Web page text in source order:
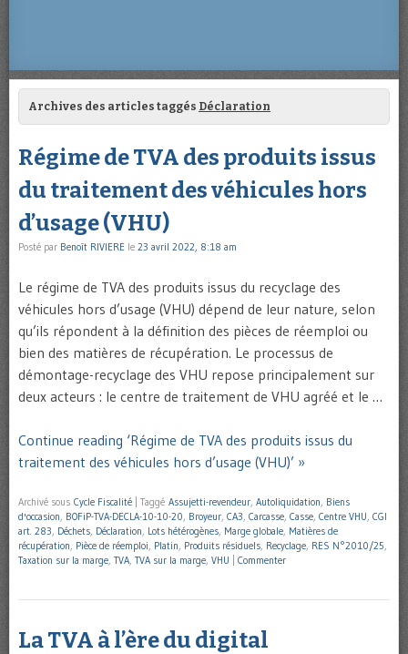
Archives des articles taggés Déclaration
Régime de TVA des produits issus
du traitement des véhicules hors
d’usage (VHU)
Posté par Benoît RIVIERE le 23 avril 2022, 8:18 am
Le régime de TVA des produits issus du recyclage des
véhicules hors d’usage (VHU) dépend de leur nature, selon
qu’ils répondent à la définition des pièces de réemploi ou
bien des matières de récupération. Le processus de
démontage-recyclage des VHU repose principalement sur
deux acteurs : le centre de traitement de VHU agréé et le …
Continue reading ‘Régime de TVA des produits issus du
traitement des véhicules hors d’usage (VHU)’ »
Archivé sous Cycle Fiscalité Taggé Assujetti-revendeur, Autoliquidation, Biens
d'occasion, BOFiP-TVA-DECLA-10-10-20, Broyeur, CA3, Carcasse, Casse, Centre VHU, CGI
art. 283, Déchets, Déclaration, Lots hétérogènes, Marge globale, Matières de
récupération, Pièce de réemploi, Platin, Produits résiduels, Recyclage, RES N°2010/25,
Taxation sur la marge, TVA, TVA sur la marge, VHU Commenter
La TVA à l’ère du digital